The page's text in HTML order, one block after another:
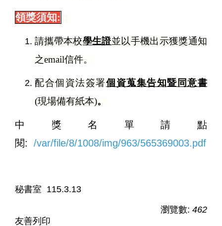
領獎須知:
請攜帶本校學生證並以手機出示獲獎通知
之email信件。
配合個資法簽署個資蒐集告知暨同意書
(現場備有紙本)。
中獎名單請點
閱:
/var/file/8/1008/img/963/565369003.pdf
秘書室 115.3.13
瀏覽數: 462
友善列印